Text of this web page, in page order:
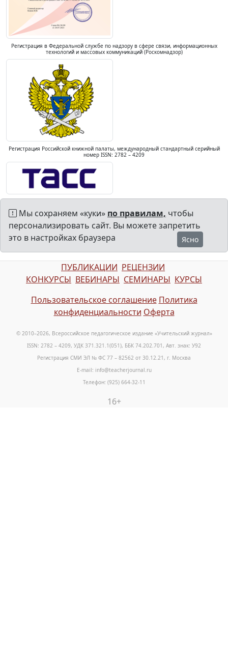
Регистрация в Федеральной службе по надзору в сфере связи, информационных
технологий и массовых коммуникаций (Роскомнадзор)
Регистрация Российской книжной палаты, международный стандартный серийный
номер ISSN: 2782 – 4209
Мы сохраняем «куки» по правилам, чтобы
персонализировать сайт. Вы можете запретить
это в настройках браузера
Ясно
ПУБЛИКАЦИИ РЕЦЕНЗИИ
КОНКУРСЫ ВЕБИНАРЫ СЕМИНАРЫ КУРСЫ
Пользовательское соглашение Политика
конфиденциальности Оферта
© 2010–2026, Всероссийское педагогическое издание «Учительский журнал»
ISSN: 2782 – 4209, УДК 371.321.1(051), ББК 74.202.701, Авт. знак: У92
Регистрация СМИ ЭЛ № ФС 77 – 82562 от 30.12.21, г. Москва
E-mail: info@teacherjournal.ru
Телефон: (925) 664-32-11
16+